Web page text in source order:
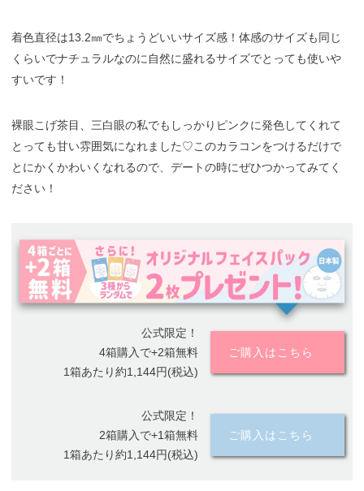
着色直径は13.2㎜でちょうどいいサイズ感！体感のサイズも同じ
くらいでナチュラルなのに自然に盛れるサイズでとっても使いや
すいです！
裸眼こげ茶目、三白眼の私でもしっかりピンクに発色してくれて
とっても甘い雰囲気になれました♡このカラコンをつけるだけで
とにかくかわいくなれるので、デートの時にぜひつかってみてく
ださい！
公式限定！
4箱購入で+2箱無料
1箱あたり約1,144円(税込)
ご購入はこちら
公式限定！
2箱購入で+1箱無料
1箱あたり約1,144円(税込)
ご購入はこちら